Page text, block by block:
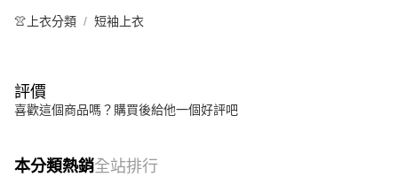
👚上衣分類 短袖上衣
評價
喜歡這個商品嗎？購買後給他一個好評吧
本分類熱銷全站排行